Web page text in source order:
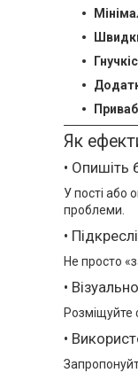
Як
• Опишіть
У пості або
проблеми.
•
Не просто
•
Розміщуйте
•